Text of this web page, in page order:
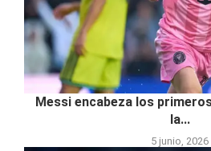
Messi encabeza los
la...
5 junio, 2026